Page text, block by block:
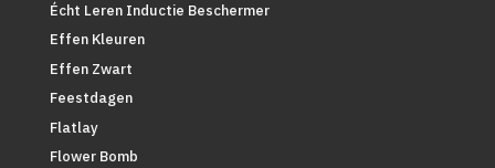
Écht Leren Inductie Beschermer
Effen Kleuren
Effen Zwart
Feestdagen
Flatlay
Flower Bomb